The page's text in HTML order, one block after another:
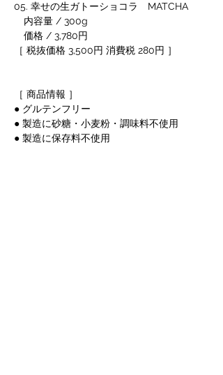
05. 幸せの生ガトーショコラ　MATCHA
内容量 / 300g
価格 / 3,780円
［ 税抜価格 3,500円 消費税 280円 ］
［ 商品情報 ］
● グルテンフリー
● 製造に砂糖・小麦粉・調味料不使用
● 製造に保存料不使用